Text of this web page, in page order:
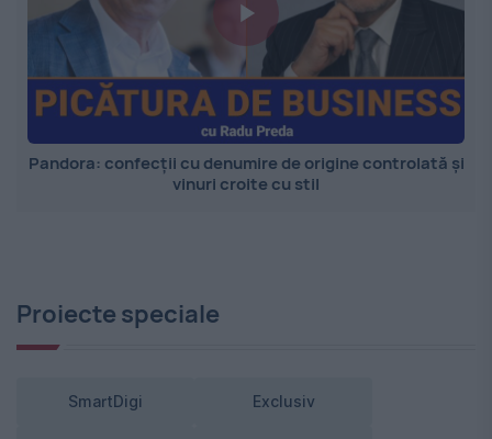
Pandora: confecții cu denumire de origine controlată și
vinuri croite cu stil
Proiecte speciale
SmartDigi Exclusiv